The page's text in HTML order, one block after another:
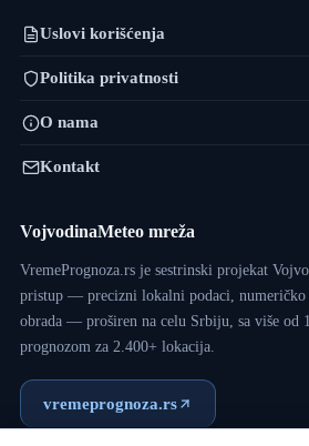
Uslovi korišćenja
Politika privatnosti
O nama
Kontakt
VojvodinaMeteo mreža
VremePrognoza.rs je sestrinski projekat
pristup — precizni lokalni podaci, numeričko
obrada — proširen na celu Srbiju, sa više od
prognozom za 2.400+ lokacija.
vremeprognoza.rs